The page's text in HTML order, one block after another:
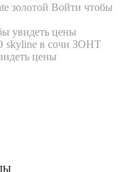
золотой Войти чтобы
увидеть цены
ЗОНТ
цены